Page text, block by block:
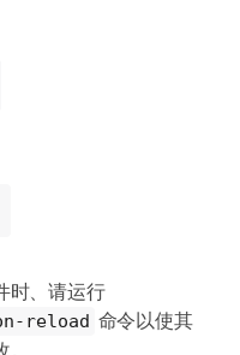
时、请运行
reload 命令以使其